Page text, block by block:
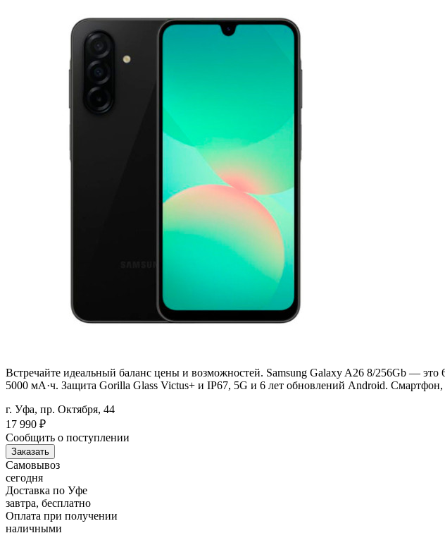
Встречайте идеальный баланс цены и возможностей. Samsung Galaxy A26 8/256Gb —
5000 мА·ч. Защита Gorilla Glass Victus+ и IP67, 5G и 6 лет обновлений Android. Смартфон,
г. Уфа, пр. Октября, 44
17 990 ₽
Сообщить о поступлении
Заказать
Самовывоз
сегодня
Доставка по Уфе
завтра, бесплатно
Оплата при получении
наличными